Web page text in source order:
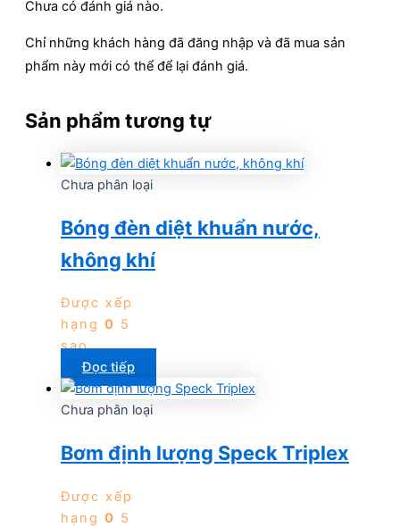
Chưa có đánh giá nào.
Chỉ những khách hàng đã đăng nhập và đã mua sản
phẩm này mới có thể để lại đánh giá.
Sản phẩm tương tự
Chưa phân loại
Bóng đèn diệt khuẩn nước,
không khí
Được xếp
hạng 0 5
sao
Đọc tiếp
Chưa phân loại
Bơm định lượng Speck Triplex
Được xếp
hạng 0 5